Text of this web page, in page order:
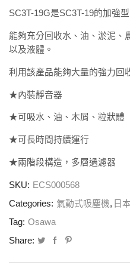
SC3T-19G是SC3T-19的加強型
能夠充分回收水、油、淤泥、
以及液體。
利用該產品能夠大量的強力回
★內裝靜音器
★可吸水、油、木屑、粒狀體
★可長時間持續運行
★兩階段構造，多層過濾器
SKU: ECS000568
Categories: 氣動式吸塵機, 日
Tag: Osawa
Share: